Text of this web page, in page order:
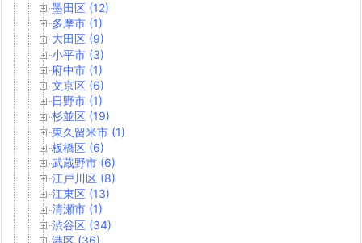
墨田区 (12)
多摩市 (1)
大田区 (9)
小平市 (3)
府中市 (1)
文京区 (6)
日野市 (1)
杉並区 (19)
東久留米市 (1)
板橋区 (6)
武蔵野市 (6)
江戸川区 (8)
江東区 (13)
清瀬市 (1)
渋谷区 (34)
港区 (36)